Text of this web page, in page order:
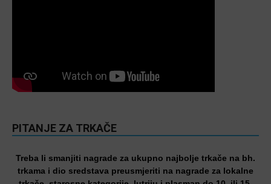
PITANJE ZA TRKAČE
Treba li smanjiti nagrade za ukupno najbolje trkače na bh.
trkama i dio sredstava preusmjeriti na nagrade za lokalne